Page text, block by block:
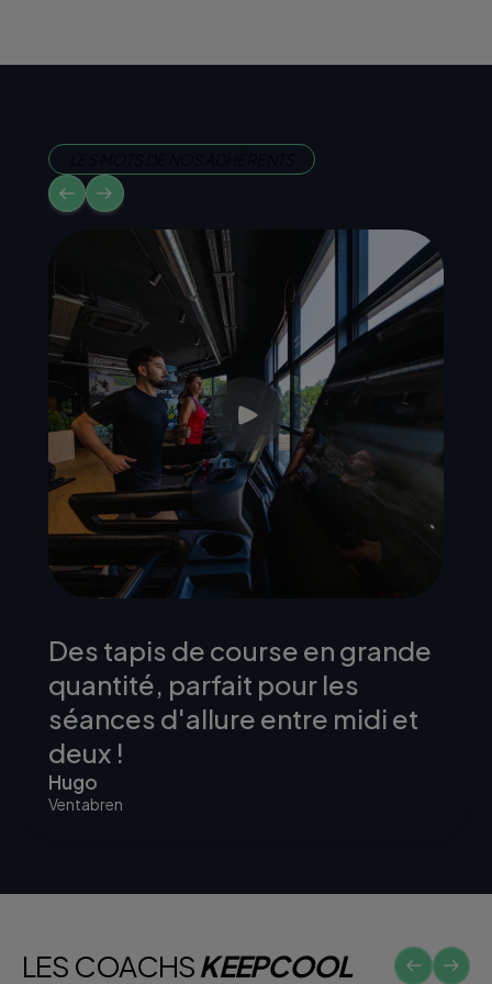
Des tapis de course en grande
quantité, parfait pour les
séances d'allure entre midi et
deux !
Hugo
Ventabren
LES COACHSKEEPCOOL